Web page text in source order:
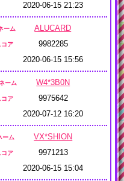
2020-06-15 21:23
ーム ALUCARD
コア 9982285
2020-06-15 15:56
ーム W4*3B0N
コア 9975642
2020-07-12 16:20
ーム VX*SHION
コア 9971213
2020-06-15 15:04